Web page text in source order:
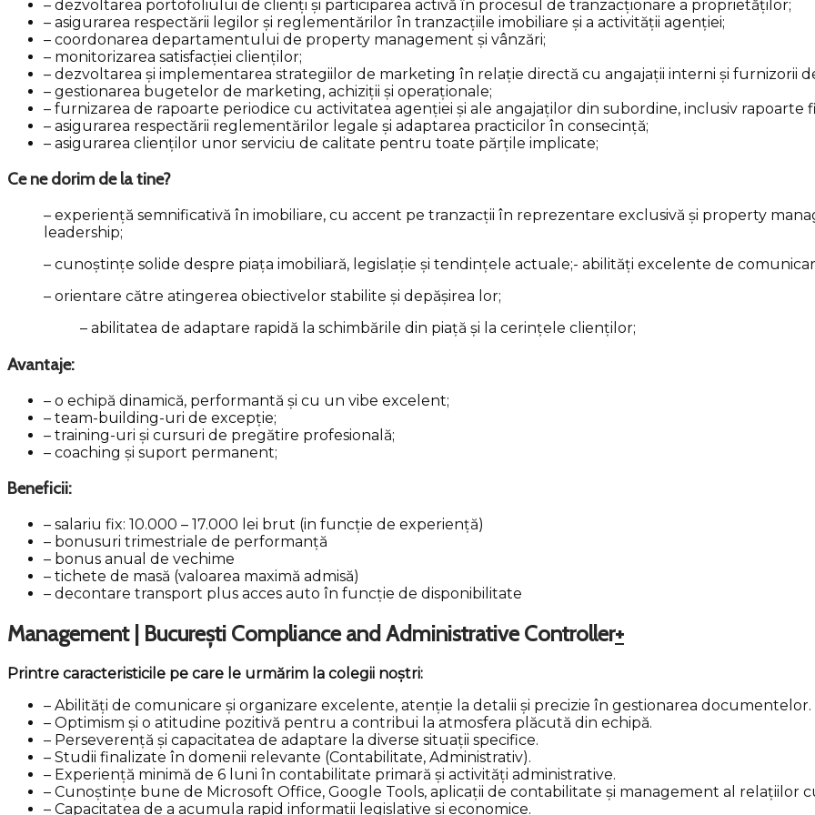
– dezvoltarea portofoliului de clienți și participarea activă în procesul de tranzacționare a proprietăților;
– asigurarea respectării legilor și reglementărilor în tranzacțiile imobiliare și a activității agenției;
– coordonarea departamentului de property management și vânzări;
– monitorizarea satisfacției clienților;
– dezvoltarea și implementarea strategiilor de marketing în relație directă cu angajații interni și furnizorii
– gestionarea bugetelor de marketing, achiziții și operaționale;
– furnizarea de rapoarte periodice cu activitatea agenției și ale angajaților din subordine, inclusiv rapoarte
– asigurarea respectării reglementărilor legale și adaptarea practicilor în consecință;
– asigurarea clienților unor serviciu de calitate pentru toate părțile implicate;
Ce ne dorim de la tine?
– experiență semnificativă în imobiliare, cu accent pe tranzacții în reprezentare exclusivă și property
leadership;
– cunoștințe solide despre piața imobiliară, legislație și tendințele actuale;- abilități excelente de
– orientare către atingerea obiectivelor stabilite și depășirea lor;
– abilitatea de adaptare rapidă la schimbările din piață și la cerințele clienților;
Avantaje:
– o echipă dinamică, performantă și cu un vibe excelent;
– team-building-uri de excepție;
– training-uri și cursuri de pregătire profesională;
– coaching și suport permanent;
Beneficii:
– salariu fix: 10.000 – 17.000 lei brut (in funcție de experiență)
– bonusuri trimestriale de performanță
– bonus anual de vechime
– tichete de masă (valoarea maximă admisă)
– decontare transport plus acces auto în funcție de disponibilitate
Management | București Compliance and Administrative Controller+
Printre caracteristicile pe care le urmărim la colegii noștri:
– Abilități de comunicare și organizare excelente, atenție la detalii și precizie în gestionarea documentelor.
– Optimism și o atitudine pozitivă pentru a contribui la atmosfera plăcută din echipă.
– Perseverență și capacitatea de adaptare la diverse situații specifice.
– Studii finalizate în domenii relevante (Contabilitate, Administrativ).
– Experiență minimă de 6 luni în contabilitate primară și activități administrative.
– Cunoștințe bune de Microsoft Office, Google Tools, aplicații de contabilitate și management al relațiilor
– Capacitatea de a acumula rapid informații legislative și economice.